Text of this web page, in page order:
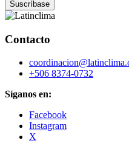
Contacto
+506 8374-0732
Síganos en:
Facebook
Instagram
X